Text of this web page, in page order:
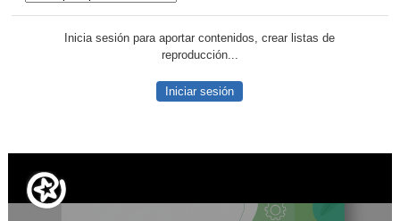
Inicia sesión para aportar contenidos, crear listas de
reproducción...
Iniciar sesión